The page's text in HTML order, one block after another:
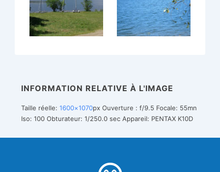
INFORMATION RELATIVE À L'IMAGE
Taille réelle: 1600×1070px Ouverture : f/9.5 Focale: 55mn
Iso: 100 Obturateur: 1/250.0 sec Appareil: PENTAX K10D